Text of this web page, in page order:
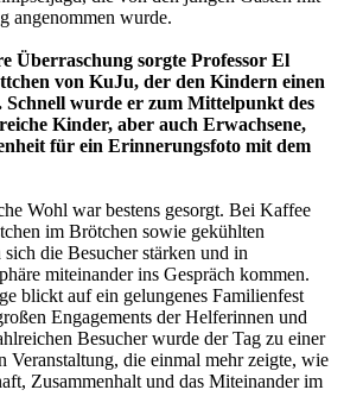
angenommen wurde.
Überraschung sorgte Professor El
von KuJu, der den Kindern einen
Schnell wurde er zum Mittelpunkt des
Kinder, aber auch Erwachsene,
für ein Erinnerungsfoto mit dem
Wohl war bestens gesorgt. Bei Kaffee
im Brötchen sowie gekühlten
die Besucher stärken und in
miteinander ins Gespräch kommen.
blickt auf ein gelungenes Familienfest
Engagements der Helferinnen und
Besucher wurde der Tag zu einer
Veranstaltung, die einmal mehr zeigte, wie
Zusammenhalt und das Miteinander im